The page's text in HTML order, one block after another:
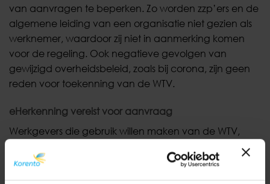
van aanvragen te beperken. Zo worden zzp’ers en de
algemene leiding van een organisatie niet gezien als
werknemer, waardoor zij niet in aanmerking komen
voor de regeling. Ook negatieve gevolgen van
gewijzigd overheidsbeleid, zoals bij corona, zijn geen
reden voor toekenning van de WTV.
eHerkenning vereist voor aanvraag
Werkgevers die gebruik willen maken van de WTV,
een vergunning aanvragen bij het ministerie
van Sociale Zaken en Werkgelegenheid. Voor de